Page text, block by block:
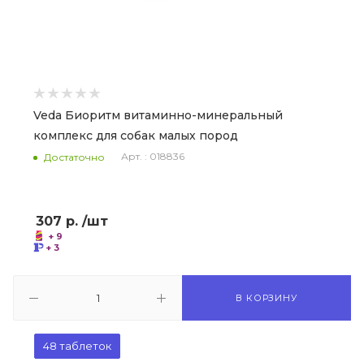
Veda Биоритм витаминно-минеральный
комплекс для собак малых пород
Достаточно Арт. : 018836
307 р. /шт
+ 9
+ 3
В КОРЗИНУ
48 таблеток